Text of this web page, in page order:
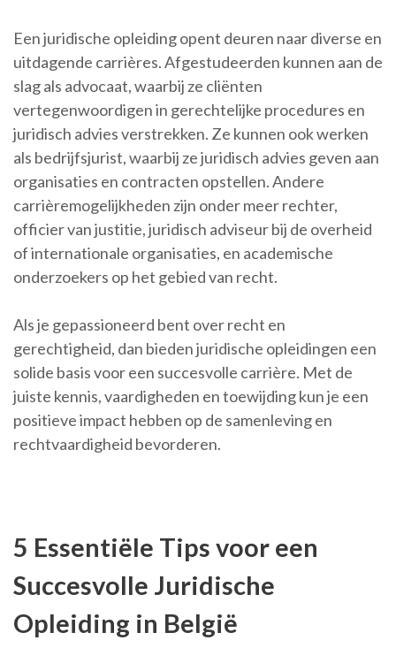
Een juridische opleiding opent deuren naar diverse en
uitdagende carrières. Afgestudeerden kunnen aan de
slag als advocaat, waarbij ze cliënten
vertegenwoordigen in gerechtelijke procedures en
juridisch advies verstrekken. Ze kunnen ook werken
als bedrijfsjurist, waarbij ze juridisch advies geven aan
organisaties en contracten opstellen. Andere
carrièremogelijkheden zijn onder meer rechter,
officier van justitie, juridisch adviseur bij de overheid
of internationale organisaties, en academische
onderzoekers op het gebied van recht.
Als je gepassioneerd bent over recht en
gerechtigheid, dan bieden juridische opleidingen een
solide basis voor een succesvolle carrière. Met de
juiste kennis, vaardigheden en toewijding kun je een
positieve impact hebben op de samenleving en
rechtvaardigheid bevorderen.
5 Essentiële Tips voor een
Succesvolle Juridische
Opleiding in België